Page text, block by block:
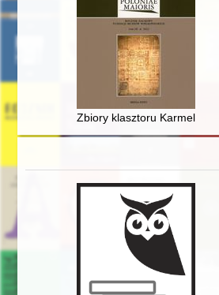
Zbiory klasztoru Karmelitów